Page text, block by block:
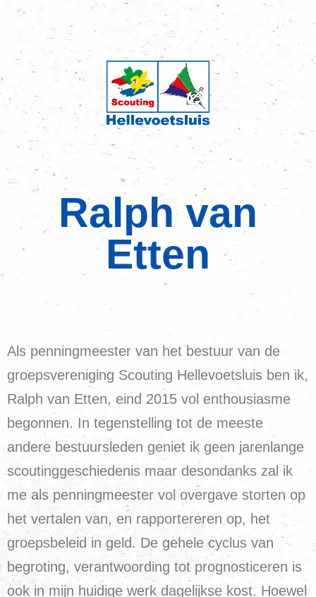
Ralph van
Etten
Als penningmeester van het bestuur van de
groepsvereniging Scouting Hellevoetsluis ben ik,
Ralph van Etten, eind 2015 vol enthousiasme
begonnen. In tegenstelling tot de meeste
andere bestuursleden geniet ik geen jarenlange
scoutinggeschiedenis maar desondanks zal ik
me als penningmeester vol overgave storten op
het vertalen van, en rapportereren op, het
groepsbeleid in geld. De gehele cyclus van
begroting, verantwoording tot prognosticeren is
ook in mijn huidige werk dagelijkse kost. Hoewel